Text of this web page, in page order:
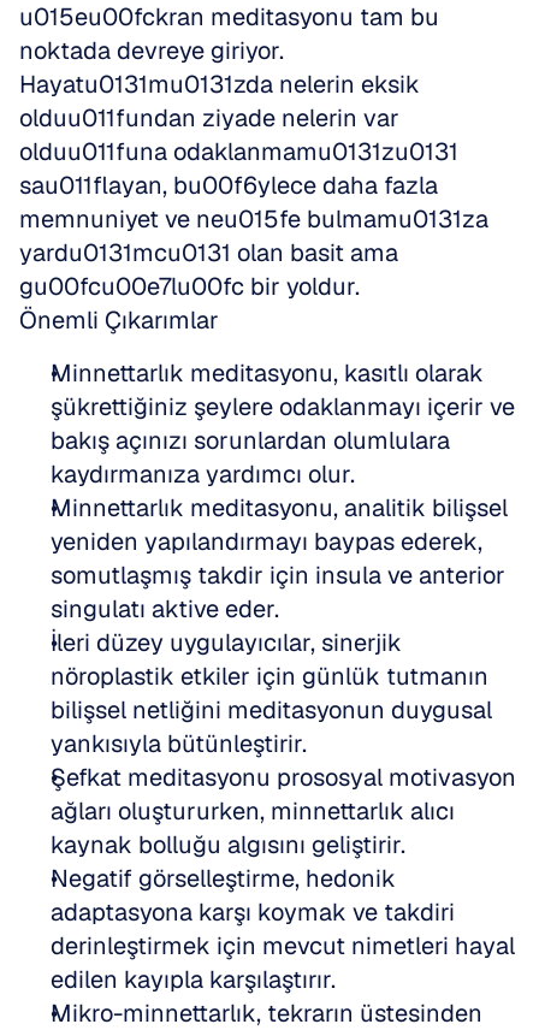
u015eu00fckran meditasyonu tam bu
noktada devreye giriyor.
Hayatu0131mu0131zda nelerin eksik
olduu011fundan ziyade nelerin var
olduu011funa odaklanmamu0131zu0131
sau011flayan, bu00f6ylece daha fazla
memnuniyet ve neu015fe bulmamu0131za
yardu0131mcu0131 olan basit ama
gu00fcu00e7lu00fc bir yoldur.
Önemli Çıkarımlar
Minnettarlık meditasyonu, kasıtlı olarak
şükrettiğiniz şeylere odaklanmayı içerir ve
bakış açınızı sorunlardan olumlulara
kaydırmanıza yardımcı olur.
Minnettarlık meditasyonu, analitik bilişsel
yeniden yapılandırmayı baypas ederek,
somutlaşmış takdir için insula ve anterior
singulatı aktive eder.
İleri düzey uygulayıcılar, sinerjik
nöroplastik etkiler için günlük tutmanın
bilişsel netliğini meditasyonun duygusal
yankısıyla bütünleştirir.
Şefkat meditasyonu prososyal motivasyon
ağları oluştururken, minnettarlık alıcı
kaynak bolluğu algısını geliştirir.
Negatif görselleştirme, hedonik
adaptasyona karşı koymak ve takdiri
derinleştirmek için mevcut nimetleri hayal
edilen kayıpla karşılaştırır.
Mikro-minnettarlık, tekrarın üstesinden